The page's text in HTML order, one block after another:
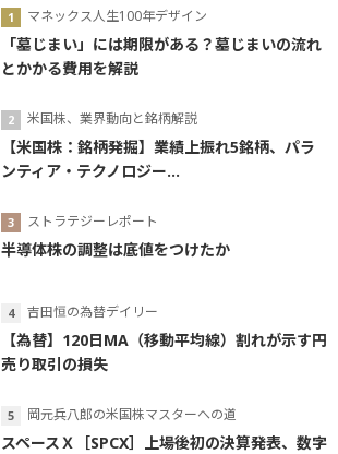
マネックス人生100年デザイン
「墓じまい」には期限がある？墓じまいの流れ
とかかる費用を解説
米国株、業界動向と銘柄解説
【米国株：銘柄発掘】業績上振れ5銘柄、パラ
ンティア・テクノロジー...
ストラテジーレポート
半導体株の調整は底値をつけたか
吉田恒の為替デイリー
【為替】120日MA（移動平均線）割れが示す円
売り取引の損失
岡元兵八郎の米国株マスターへの道
スペースＸ［SPCX］上場後初の決算発表、数字